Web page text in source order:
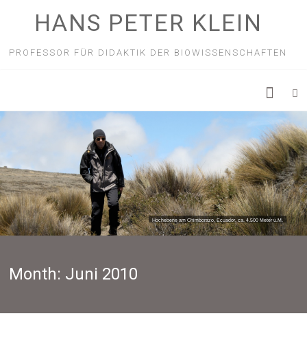
HANS PETER KLEIN
PROFESSOR FÜR DIDAKTIK DER BIOWISSENSCHAFTEN
Hochebene am Chimborazo, Ecuador, ca. 4.500 Meter ü.M.
Month: Juni 2010